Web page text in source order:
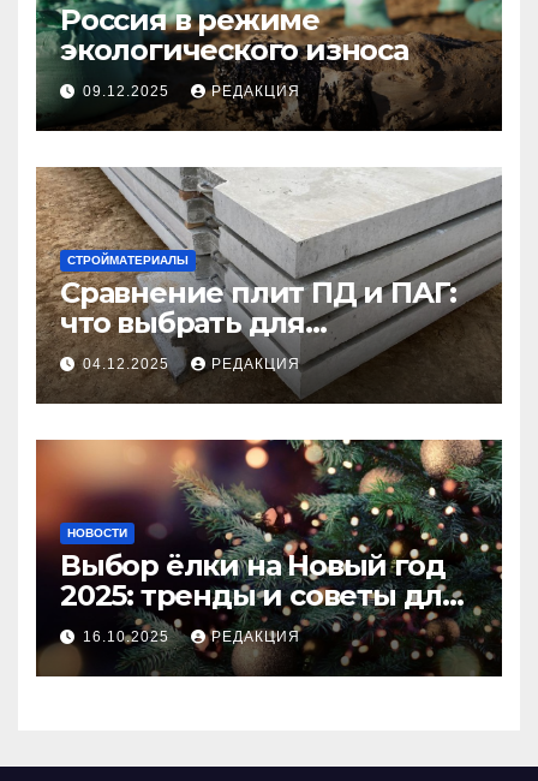
Россия в режиме
экологического износа
09.12.2025 РЕДАКЦИЯ
СТРОЙМАТЕРИАЛЫ
Сравнение плит ПД и ПАГ:
что выбрать для
долговечного и прочного
покрытия
04.12.2025 РЕДАКЦИЯ
НОВОСТИ
Выбор ёлки на Новый год
2025: тренды и советы для
идеального праздника
16.10.2025 РЕДАКЦИЯ